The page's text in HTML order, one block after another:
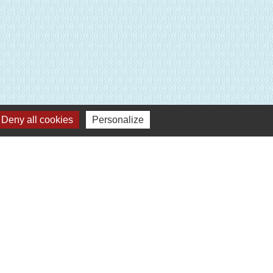
Deny all cookies Personalize